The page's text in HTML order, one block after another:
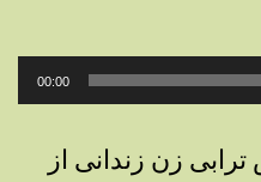
00:00
زن زندانی از